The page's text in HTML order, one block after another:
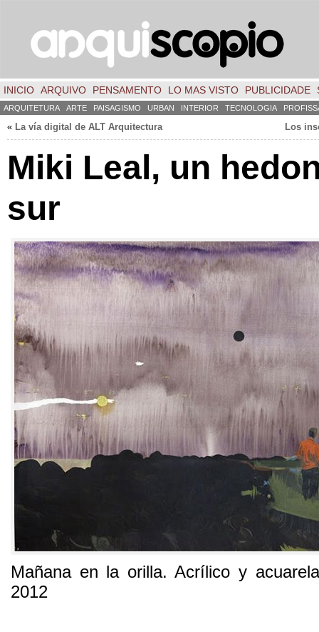
INICIO ARQUIVO PENSAMENTO LO MAS VISTO PUBLICIDADE
ARQUITETURA ARTE PAISAGISMO URBAN INTERIOR TECNOLOGIA
« La vía digital de ALT Arquitectura Los
Miki Leal, un
sur
Mañana en la orilla.Acrílico y acuarela
2012